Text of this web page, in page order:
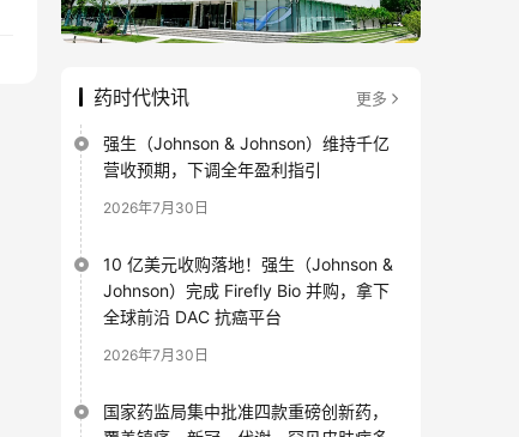
药时代快讯 更多
强生（Johnson & Johnson）维持千亿
营收预期，下调全年盈利指引
2026年7月30日
10 亿美元收购落地！强生（Johnson &
Johnson）完成 Firefly Bio 并购，拿下
全球前沿 DAC 抗癌平台
2026年7月30日
国家药监局集中批准四款重磅创新药，